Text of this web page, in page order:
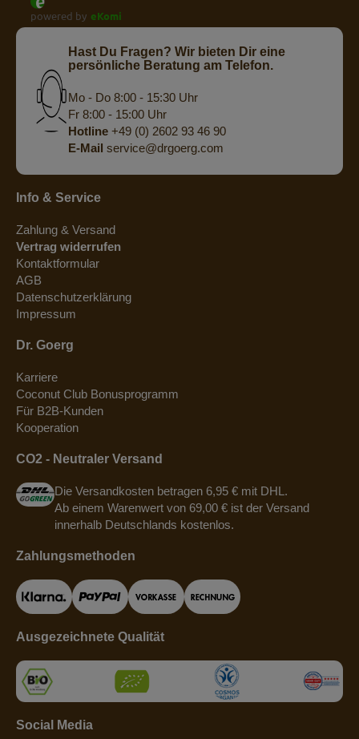
powered by eKomi
Hast Du Fragen? Wir bieten Dir eine
persönliche Beratung am Telefon.
Mo - Do 8:00 - 15:30 Uhr
Fr 8:00 - 15:00 Uhr
Hotline +49 (0) 2602 93 46 90
E-Mail service@drgoerg.com
Info & Service
Zahlung & Versand
Vertrag widerrufen
Kontaktformular
AGB
Datenschutzerklärung
Impressum
Dr. Goerg
Karriere
Coconut Club Bonusprogramm
Für B2B-Kunden
Kooperation
CO2 - Neutraler Versand
Die Versandkosten betragen 6,95 € mit DHL.
Ab einem Warenwert von 69,00 € ist der Versand
innerhalb Deutschlands kostenlos.
Zahlungsmethoden
Ausgezeichnete Qualität
Social Media